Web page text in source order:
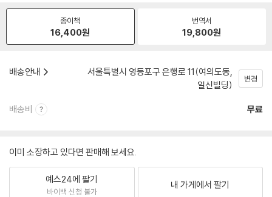
종이책
16,400원
번역서
19,800원
배송안내
서울특별시 영등포구 은행로 11(여의도동,
일신빌딩)
변경
배송비 무료
이미 소장하고 있다면 판매해 보세요.
예스24에 팔기
바이백 신청 불가
내 가게에서 팔기